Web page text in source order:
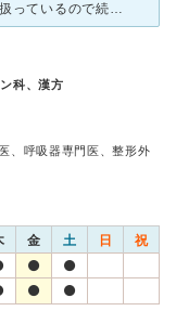
外観は普通ですが待合室は綺麗です。漢方を扱っているので続く便秘や火照りを解消したくて行きました。曖昧な症状だったにも関わらず親身に診て下さり助かりました。薬も頼めば多めにもらえます。薬の量が多いので病
科、漢方
、呼吸器専門医、整形外
金 土 日 祝